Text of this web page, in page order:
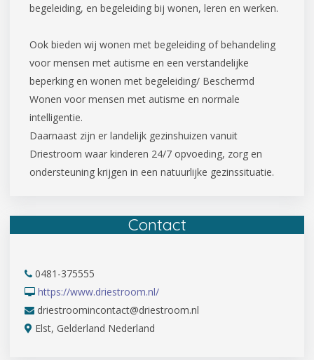
begeleiding, en begeleiding bij wonen, leren en werken.
Ook bieden wij wonen met begeleiding of behandeling
voor mensen met autisme en een verstandelijke
beperking en wonen met begeleiding/ Beschermd
Wonen voor mensen met autisme en normale
intelligentie.
Daarnaast zijn er landelijk gezinshuizen vanuit
Driestroom waar kinderen 24/7 opvoeding, zorg en
ondersteuning krijgen in een natuurlijke gezinssituatie.
Contact
0481-375555
https://www.driestroom.nl/
driestroomincontact@driestroom.nl
Elst, Gelderland Nederland